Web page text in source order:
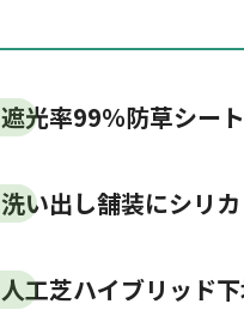
遮光率99％防草シー
洗い出し舗装にシリ
人工芝ハイブリッド